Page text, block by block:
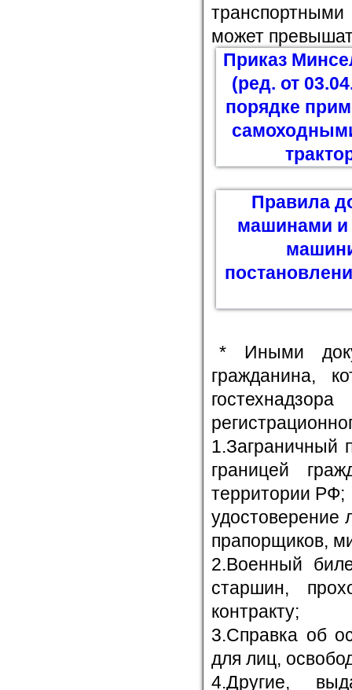
может
Приказ
(ред. от
порядке
Правила
машинами и
* Иными
гражданина,
1.Заграничный
границей
территории РФ;
удостоверение
прапорщиков,
2.Военный
старшин,
контракту;
3.Справка об
для лиц,
4.Другие,